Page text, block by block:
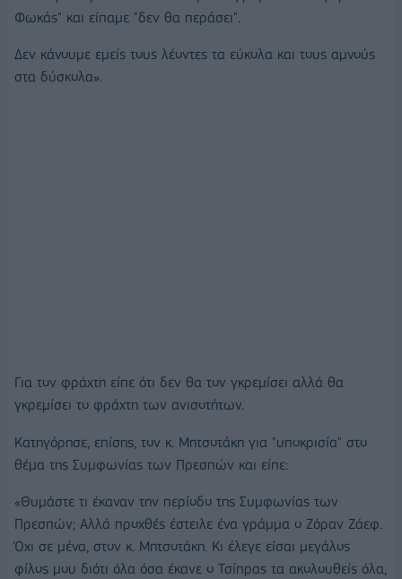
Φωκάς" και είπαμε "δεν θα περάσει".
Δεν κάνουμε εμείς τους λέοντες τα εύκολα και τους αμνούς
στα δύσκολα».
Για τον φράχτη είπε ότι δεν θα τον γκρεμίσει αλλά θα
γκρεμίσει το φράχτη των ανισοτήτων.
Κατηγόρησε, επίσης, τον κ. Μητσοτάκη για "υποκρισία" στο
θέμα της Συμφωνίας των Πρεσπών και είπε:
«Θυμάστε τι έκαναν την περίοδο της Συμφωνίας των
Πρεσπών; Αλλά προχθές έστειλε ένα γράμμα ο Ζόραν Ζάεφ.
Όχι σε μένα, στον κ. Μητσοτάκη. Κι έλεγε είσαι μεγάλος
φίλος μου διότι όλα όσα έκανε ο Τσίπρας τα ακολουθείς όλα,